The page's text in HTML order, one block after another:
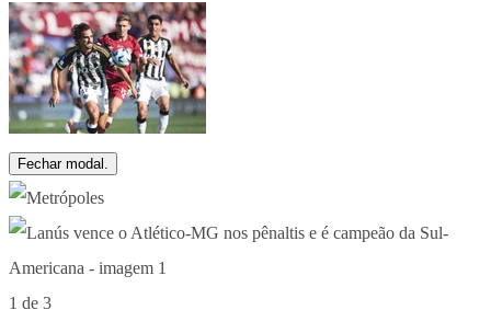
Fechar modal.
1 de 3